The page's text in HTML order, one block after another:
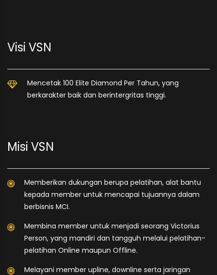
Visi VSN
Mencetak 100 Elite Diamond Per Tahun, yang
berkarakter baik dan berintergritas tinggi.
Misi VSN
Memberikan dukungan berupa pelatihan, alat bantu
kepada member untuk mencapai tujuannya dalam
berbisnis MCI.
Membina member untuk menjadi seorang Victorius
Person, yang mandiri dan tangguh melalui pelatihan-
pelatihan Online maupun Offline.
Melayani member upline, downline serta jaringan